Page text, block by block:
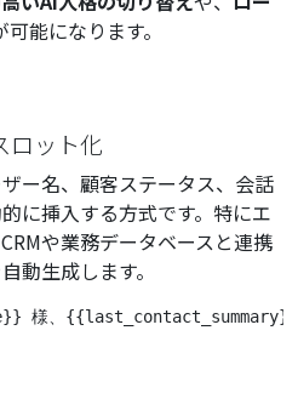
可能になります。
ロット化
ー名、顧客ステータス、会話
に挿入する方式です。特にエ
や業務データベースと連携
動生成します。
、{{last_contact_summary}}